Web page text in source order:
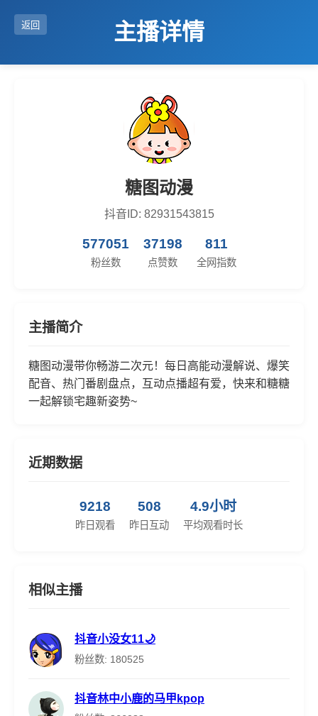
返回 主播详情
糖图动漫
抖音ID: 82931543815
577051
粉丝数
37198
点赞数
811
全网指数
主播简介
糖图动漫带你畅游二次元！每日高能动漫解说、爆笑
配音、热门番剧盘点，互动点播超有爱，快来和糖糖
一起解锁宅趣新姿势~
近期数据
9218
昨日观看
508
昨日互动
4.9小时
平均观看时长
相似主播
抖音小没女11🌙
粉丝数: 180525
抖音林中小鹿的马甲kpop